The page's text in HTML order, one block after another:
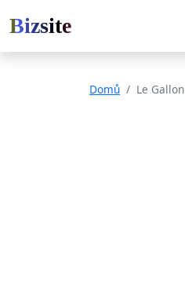
Bizsite
Domů Le Gallon